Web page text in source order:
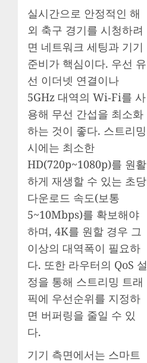
실시간으로 안정적인 해
외 축구 경기를 시청하려
면 네트워크 세팅과 기기
준비가 핵심이다. 우선 유
선 이더넷 연결이나
5GHz 대역의 Wi‑Fi를 사
용해 무선 간섭을 최소화
하는 것이 좋다. 스트리밍
시에는 최소한
HD(720p~1080p)를 원활
하게 재생할 수 있는 초당
다운로드 속도(보통
5~10Mbps)를 확보해야
하며, 4K를 원할 경우 그
이상의 대역폭이 필요하
다. 또한 라우터의 QoS 설
정을 통해 스트리밍 트래
픽에 우선순위를 지정하
면 버퍼링을 줄일 수 있
다.
기기 측면에서는 스마트